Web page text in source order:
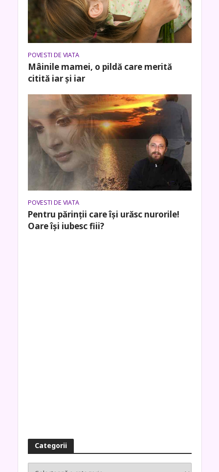
POVESTI DE VIATA
Mâinile mamei, o pildă care merită
citită iar și iar
POVESTI DE VIATA
Pentru părinții care își urăsc nurorile!
Oare își iubesc fiii?
Categorii